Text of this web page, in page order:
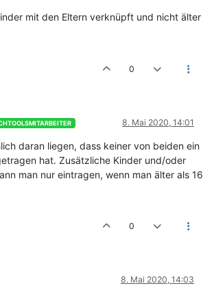
mit den Eltern verknüpft und nicht älter
0
8. Mai 2020, 14:01
daran liegen, dass keiner von beiden ein
hat. Zusätzliche Kinder und/oder
man nur eintragen, wenn man älter als 16
0
8. Mai 2020, 14:03